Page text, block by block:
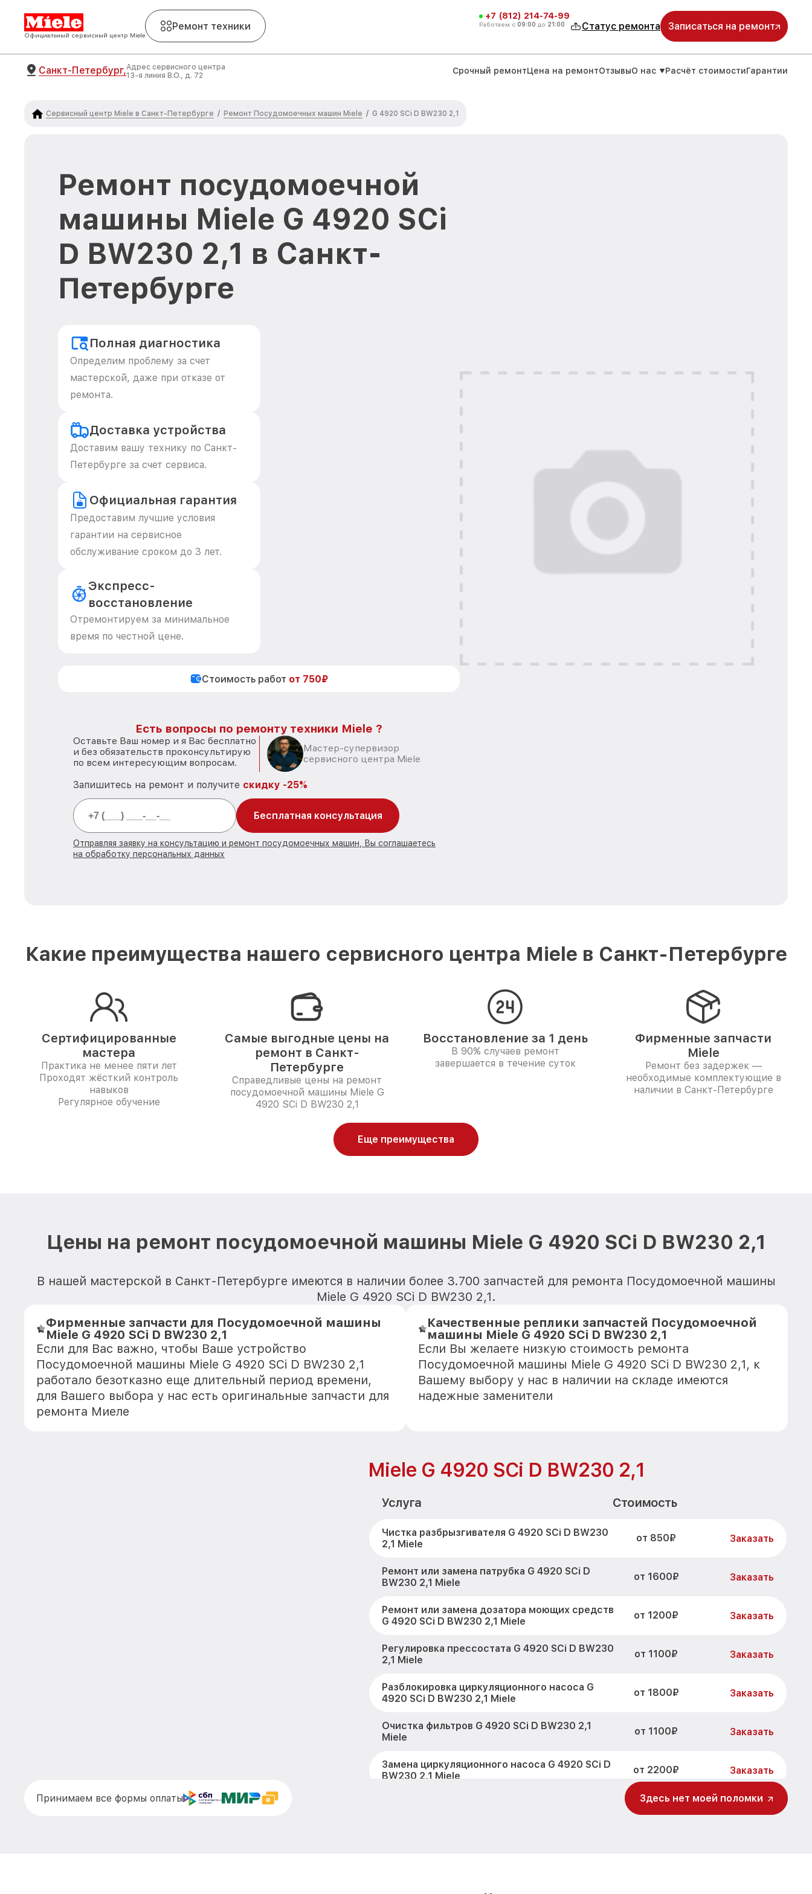
Официальный сервисный центр Miele
Ремонт техники
+7 (812) 214-74-99
Работаем с 09:00 до 21:00 Статус ремонта Записаться на ремонт
Санкт-Петербург,Адрес сервисного центра
13-я линия В.О., д. 72
Срочный ремонтЦена на ремонтОтзывыО нас Расчёт стоимостиГарантии
Сервисный центр Miele в Санкт-Петербурге / Ремонт Посудомоечных машин Miele / G 4920 SCi D BW230 2,1
Ремонт посудомоечной
машины Miele G 4920 SCi
D BW230 2,1 в Санкт-
Петербурге
Полная диагностика
Определим проблему за счет
мастерской, даже при отказе от
ремонта.
Доставка устройства
Доставим вашу технику по Санкт-
Петербурге за счет сервиса.
Официальная гарантия
Предоставим лучшие условия
гарантии на сервисное
обслуживание сроком до 3 лет.
Экспресс-
восстановление
Отремонтируем за минимальное
время по честной цене.
Стоимость работ от 750₽
Есть вопросы по ремонту техники Miele ?
Оставьте Ваш номер и я Вас бесплатно
и без обязательств проконсультирую
по всем интересующим вопросам.
Мастер-супервизор
сервисного центра Miele
Запишитесь на ремонт и получите скидку -25%
Бесплатная консультация
Отправляя заявку на консультацию и ремонт посудомоечных машин, Вы соглашаетесь
на обработку персональных данных
Какие преимущества нашего сервисного центра Miele в Санкт-Петербурге
Сертифицированные
мастера
Практика не менее пяти лет
Проходят жёсткий контроль
навыков
Регулярное обучение
Самые выгодные цены на
ремонт в Санкт-
Петербурге
Справедливые цены на ремонт
посудомоечной машины Miele G
4920 SCi D BW230 2,1
Восстановление за 1 день
В 90% случаев ремонт
завершается в течение суток
Фирменные запчасти
Miele
Ремонт без задержек —
необходимые комплектующие в
наличии в Санкт-Петербурге
Еще преимущества
Цены на ремонт посудомоечной машины Miele G 4920 SCi D BW230 2,1
В нашей мастерской в Санкт-Петербурге имеются в наличии более 3.700 запчастей для ремонта Посудомоечной машины
Miele G 4920 SCi D BW230 2,1.
Фирменные запчасти для Посудомоечной машины
Miele G 4920 SCi D BW230 2,1
Если для Вас важно, чтобы Ваше устройство
Посудомоечной машины Miele G 4920 SCi D BW230 2,1
работало безотказно еще длительный период времени,
для Вашего выбора у нас есть оригинальные запчасти для
ремонта Миеле
Качественные реплики запчастей Посудомоечной
машины Miele G 4920 SCi D BW230 2,1
Если Вы желаете низкую стоимость ремонта
Посудомоечной машины Miele G 4920 SCi D BW230 2,1, к
Вашему выбору у нас в наличии на складе имеются
надежные заменители
Miele G 4920 SCi D BW230 2,1
Услуга Стоимость
Чистка разбрызгивателя G 4920 SCi D BW230
2,1 Miele
от 850₽ Заказать
Ремонт или замена патрубка G 4920 SCi D
BW230 2,1 Miele
от 1600₽ Заказать
Ремонт или замена дозатора моющих средств
G 4920 SCi D BW230 2,1 Miele
от 1200₽ Заказать
Регулировка прессостата G 4920 SCi D BW230
2,1 Miele
от 1100₽ Заказать
Разблокировка циркуляционного насоса G
4920 SCi D BW230 2,1 Miele
от 1800₽ Заказать
Очистка фильтров G 4920 SCi D BW230 2,1
Miele
от 1100₽ Заказать
Замена циркуляционного насоса G 4920 SCi D
BW230 2,1 Miele
от 2200₽ Заказать
от 3450₽ Заказать
Принимаем все формы оплаты Здесь нет моей поломки